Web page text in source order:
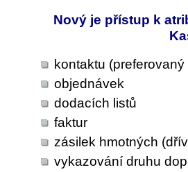
Nový je přístup k
kontaktu
objednávek
dodacích listů
faktur
zásilek hmotných
vykazování druhu